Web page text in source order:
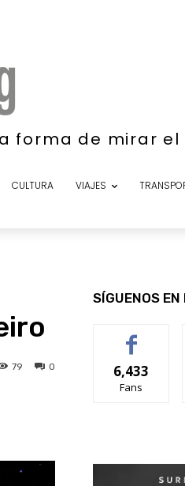
forma de mirar el
CULTURA VIAJES
0
79
SÍGUENOS EN
6,433
Fans